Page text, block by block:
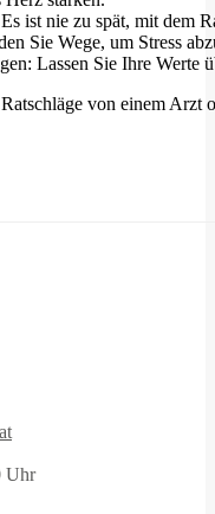
ist nie zu spät, mit dem
Sie Wege, um Stress
Lassen Sie Ihre
von einem
Uhr